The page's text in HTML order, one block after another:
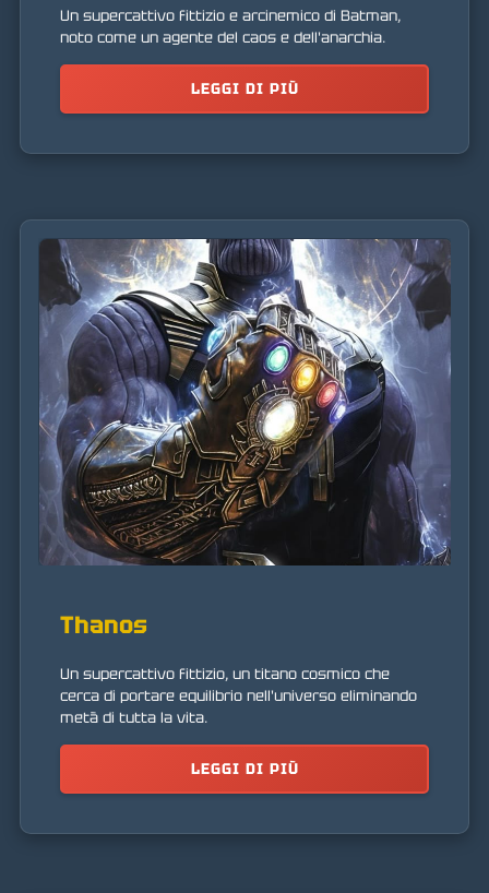
Un supercattivo fittizio e arcinemico di Batman,
noto come un agente del caos e dell'anarchia.
LEGGI DI PIÙ
Thanos
Un supercattivo fittizio, un titano cosmico che
cerca di portare equilibrio nell'universo eliminando
metà di tutta la vita.
LEGGI DI PIÙ